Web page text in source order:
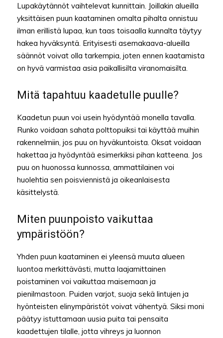
Lupakäytännöt vaihtelevat kunnittain. Joillakin alueilla
yksittäisen puun kaataminen omalta pihalta onnistuu
ilman erillistä lupaa, kun taas toisaalla kunnalta täytyy
hakea hyväksyntä. Erityisesti asemakaava-alueilla
säännöt voivat olla tarkempia, joten ennen kaatamista
on hyvä varmistaa asia paikallisilta viranomaisilta.
Mitä tapahtuu kaadetulle puulle?
Kaadetun puun voi usein hyödyntää monella tavalla.
Runko voidaan sahata polttopuiksi tai käyttää muihin
rakennelmiin, jos puu on hyväkuntoista. Oksat voidaan
hakettaa ja hyödyntää esimerkiksi pihan katteena. Jos
puu on huonossa kunnossa, ammattilainen voi
huolehtia sen poisviennistä ja oikeanlaisesta
käsittelystä.
Miten puunpoisto vaikuttaa
ympäristöön?
Yhden puun kaataminen ei yleensä muuta alueen
luontoa merkittävästi, mutta laajamittainen
poistaminen voi vaikuttaa maisemaan ja
pienilmastoon. Puiden varjot, suoja sekä lintujen ja
hyönteisten elinympäristöt voivat vähentyä. Siksi moni
päätyy istuttamaan uusia puita tai pensaita
kaadettujen tilalle, jotta vihreys ja luonnon